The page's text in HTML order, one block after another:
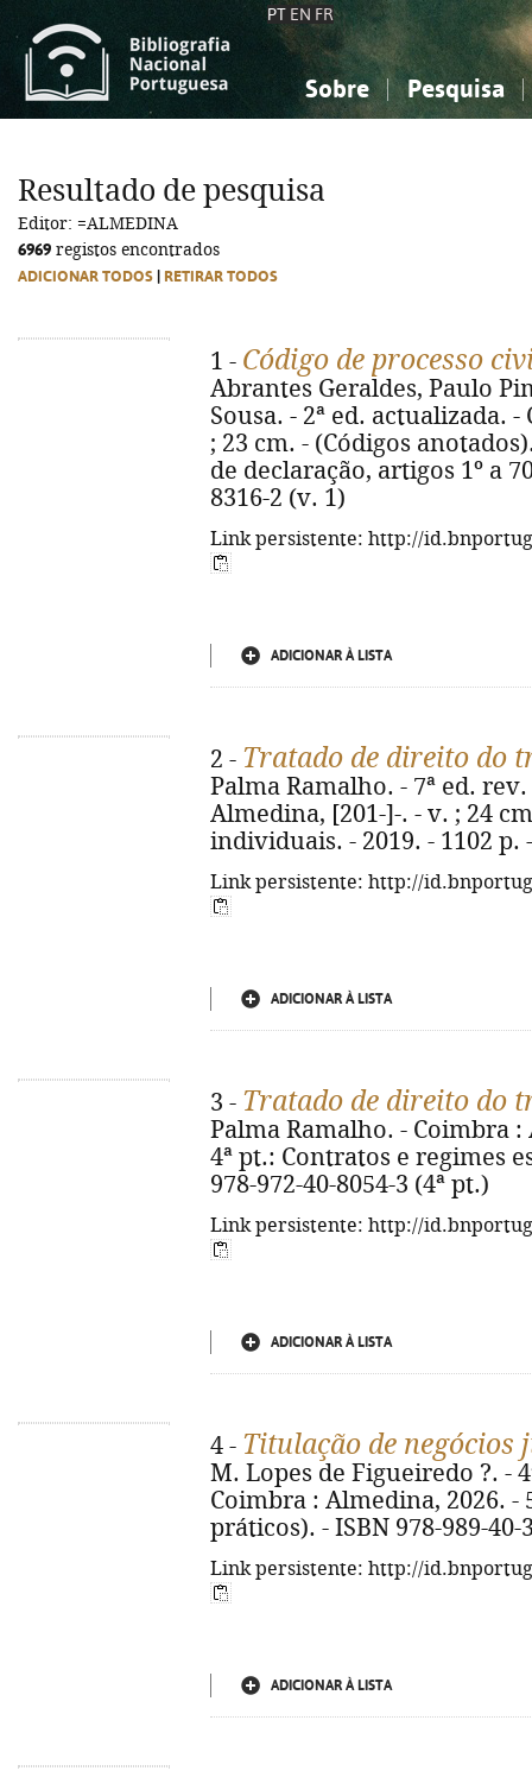
PT EN FR
Sobre Pesquisa
Ciências sociais...
Ciências sociais...
Resultado de pesquisa
Editor: =ALMEDINA
6969 registos encontrados
ADICIONAR TODOS RETIRAR TODOS
1 - Código de processo
Abrantes Geraldes, Paulo
Sousa. - 2ª ed. actualizada.
; 23 cm. - (Códigos
de declaração, artigos 1º a
8316-2 (v. 1)
Link persistente: http://
ADICIONAR À LISTA
2 - Tratado de direito do
Palma Ramalho. - 7ª ed.
Almedina, [201-]-. - v. ; 24
individuais. - 2019. - 1102 p.
Link persistente: http://
ADICIONAR À LISTA
3 - Tratado de direito do
Palma Ramalho. - Coimbra
4ª pt.: Contratos e regimes
978-972-40-8054-3 (4ª pt.)
Link persistente: http://
ADICIONAR À LISTA
4 - Titulação de negócios
M. Lopes de Figueiredo ?. -
Coimbra : Almedina, 2026. -
práticos). - ISBN 978-989-40-
Link persistente: http://
ADICIONAR À LISTA